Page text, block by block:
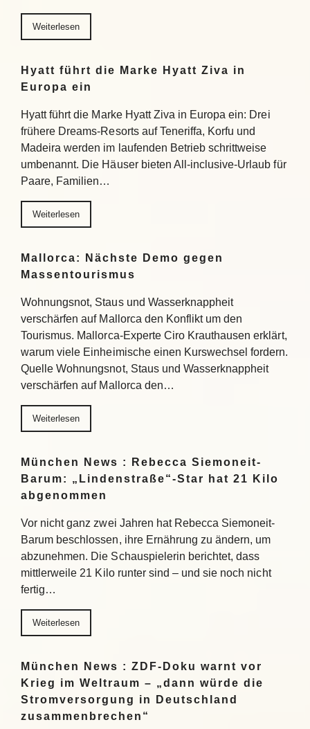
Weiterlesen
Hyatt führt die Marke Hyatt Ziva in
Europa ein
Hyatt führt die Marke Hyatt Ziva in Europa ein: Drei
frühere Dreams-Resorts auf Teneriffa, Korfu und
Madeira werden im laufenden Betrieb schrittweise
umbenannt. Die Häuser bieten All-inclusive-Urlaub für
Paare, Familien…
Weiterlesen
Mallorca: Nächste Demo gegen
Massentourismus
Wohnungsnot, Staus und Wasserknappheit
verschärfen auf Mallorca den Konflikt um den
Tourismus. Mallorca-Experte Ciro Krauthausen erklärt,
warum viele Einheimische einen Kurswechsel fordern.
Quelle Wohnungsnot, Staus und Wasserknappheit
verschärfen auf Mallorca den…
Weiterlesen
München News : Rebecca Siemoneit-
Barum: „Lindenstraße“-Star hat 21 Kilo
abgenommen
Vor nicht ganz zwei Jahren hat Rebecca Siemoneit-
Barum beschlossen, ihre Ernährung zu ändern, um
abzunehmen. Die Schauspielerin berichtet, dass
mittlerweile 21 Kilo runter sind – und sie noch nicht
fertig…
Weiterlesen
München News : ZDF-Doku warnt vor
Krieg im Weltraum – „dann würde die
Stromversorgung in Deutschland
zusammenbrechen“